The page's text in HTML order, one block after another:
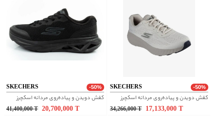
SKECHERS -50%
کفش دویدن و پیاده‌روی مردانه اسکچرز
41,400,000 T 20,700,000
SKECHERS -50%
کفش دویدن و پیاده‌روی مردانه اسکچرز
34,266,000 T 17,133,000